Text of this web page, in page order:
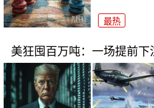
最热
美狂囤百万吨：一场提前